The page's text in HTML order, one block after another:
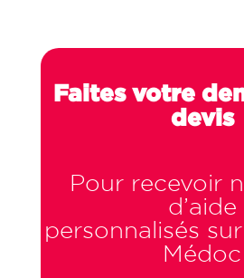
Faites votre
devis
Pour recevoir
d’aide
personnalisés
Médoc